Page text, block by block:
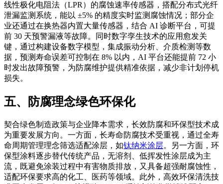
线性极化电阻法（LPR）的腐蚀速率传感器，搭配分布式光纤
泄漏监测系统，能以 ±5% 的精度实时监测腐蚀情况；部分企
业还通过在换热器内置大量传感器，结合 AI 诊断平台，可提
前 30 天预警漏液等故障。同时数字孪生技术的应用愈发关
键，通过构建设备数字模型，集成振动分析、介质检测等数
据，预测寿命误差可控制在 8% 以内，AI 平台还能提前 72 小
时发出故障预警，为防腐维护提供精准依据，减少非计划停机
损失。
五、防腐理念绿色环保化
契合绿色制造政策与企业降本需求，长效防腐和环保型技术成
为重要发展方向。一方面，长寿命防腐技术受重视，通过全寿
命周期管理理念筛选适配涂层，如钛纳米涂层。另一方面，环
保型涂料逐步替代传统产品，无溶剂、低挥发性涂层成为主
流，既避免涂装过程中有害物质排放，又具备超强耐腐蚀性，
适配环保要求高的化工、医药等领域。此外，高效环保清洗技